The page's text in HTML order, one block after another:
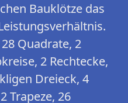
Bauklötze das
Quadrate, 2
2 Rechtecke,
Dreieck, 4
Trapeze, 26